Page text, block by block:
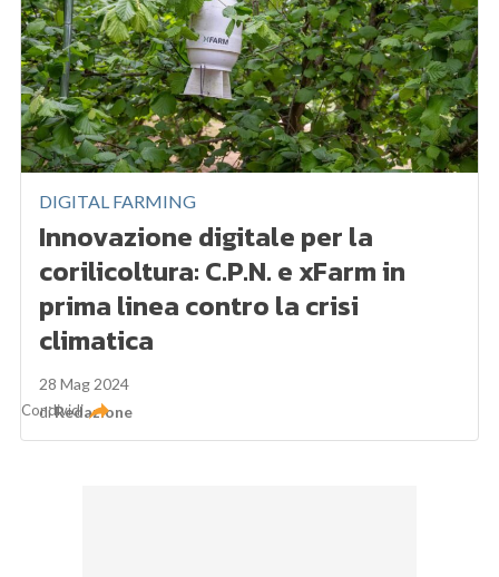
DIGITAL FARMING
Innovazione digitale per la
corilicoltura: C.P.N. e xFarm in
prima linea contro la crisi
climatica
28 Mag 2024
diRedazione
Condividi